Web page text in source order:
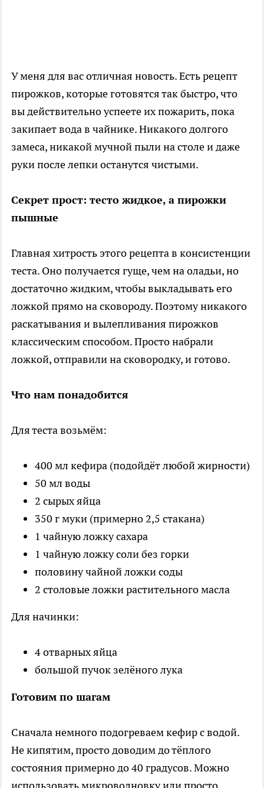
У меня для вас отличная новость. Есть рецепт
пирожков, которые готовятся так быстро, что
вы действительно успеете их пожарить, пока
закипает вода в чайнике. Никакого долгого
замеса, никакой мучной пыли на столе и даже
руки после лепки останутся чистыми.
Секрет прост: тесто жидкое, а пирожки
пышные
Главная хитрость этого рецепта в консистенции
теста. Оно получается гуще, чем на оладьи, но
достаточно жидким, чтобы выкладывать его
ложкой прямо на сковороду. Поэтому никакого
раскатывания и вылепливания пирожков
классическим способом. Просто набрали
ложкой, отправили на сковородку, и готово.
Что нам понадобится
Для теста возьмём:
400 мл кефира (подойдёт любой жирности)
50 мл воды
2 сырых яйца
350 г муки (примерно 2,5 стакана)
1 чайную ложку сахара
1 чайную ложку соли без горки
половину чайной ложки соды
2 столовые ложки растительного масла
Для начинки:
4 отварных яйца
большой пучок зелёного лука
Готовим по шагам
Сначала немного подогреваем кефир с водой.
Не кипятим, просто доводим до тёплого
состояния примерно до 40 градусов. Можно
использовать микроволновку или просто